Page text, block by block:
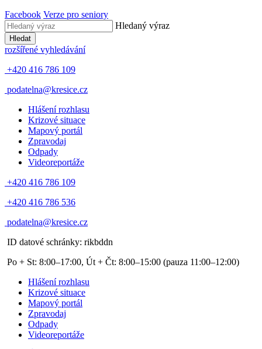
Facebook Verze pro seniory
Hledaný výraz
Hledat
rozšířené vyhledávání
+420 416 786 109
podatelna@kresice.cz
Hlášení rozhlasu
Krizové situace
Mapový portál
Zpravodaj
Odpady
Videoreportáže
+420 416 786 109
+420 416 786 536
podatelna@kresice.cz
ID datové schránky: rikbddn
Po + St: 8:00–17:00, Út + Čt: 8:00–15:00 (pauza 11:00–12:00)
Hlášení rozhlasu
Krizové situace
Mapový portál
Zpravodaj
Odpady
Videoreportáže